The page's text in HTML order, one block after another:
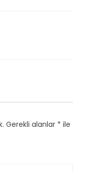
Gerekli alanlar * ile